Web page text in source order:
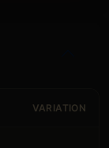
VARIATION